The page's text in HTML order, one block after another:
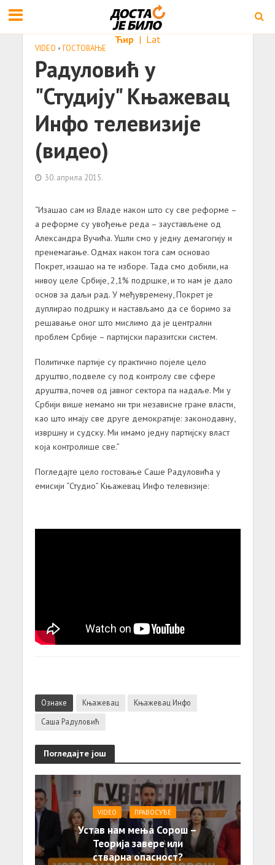
Ћир | Lat
VIDEO • ГОСТОВАЊЕ
Радуловић у
"Студију" Књажевац
Инфо телевизије
(видео)
30. априла 2015.
“Изашао сам из Владе након што су све реформе –
а реформе су увођење реда – заустављене од
Александра Вучића. Ушли смо у једну демагогију и
пренемагање. Одмах након тога сам основао
Покрет, изашао на те изборе. Тада смо добили, на
нивоу целе Србије, 2,1% подршке, и то нам је дало
основ за даљи рад. У међувремену, Покрет је
дуплирао подршку и настављамо да се боримо за
решавање оног што мислимо да је централни
проблем Србије – партијски паразитски систем.
Политичке партије су практично појеле цело
друштво, подвеле су под контролу све сфере
друштва, почев од јавног сектора па надаље. Ми у
Србији више немамо ни три независне гране власти,
као што имају све друге демократије: законодавну,
извршну и судску. Ми имамо једну партијску власт
која контролише све.”
Погледајте цело гостовање Саше Радуловића у
емисији “Студио” Књажевац Инфо телевизије:
Ознаке Књажевац
Књажевац Инфо
Саша Радуловић
Погледајте још
VIDEO ПРАВОСУЂЕ
Устав нам мења Сорош –
Теорија завере или
стварна опасност?